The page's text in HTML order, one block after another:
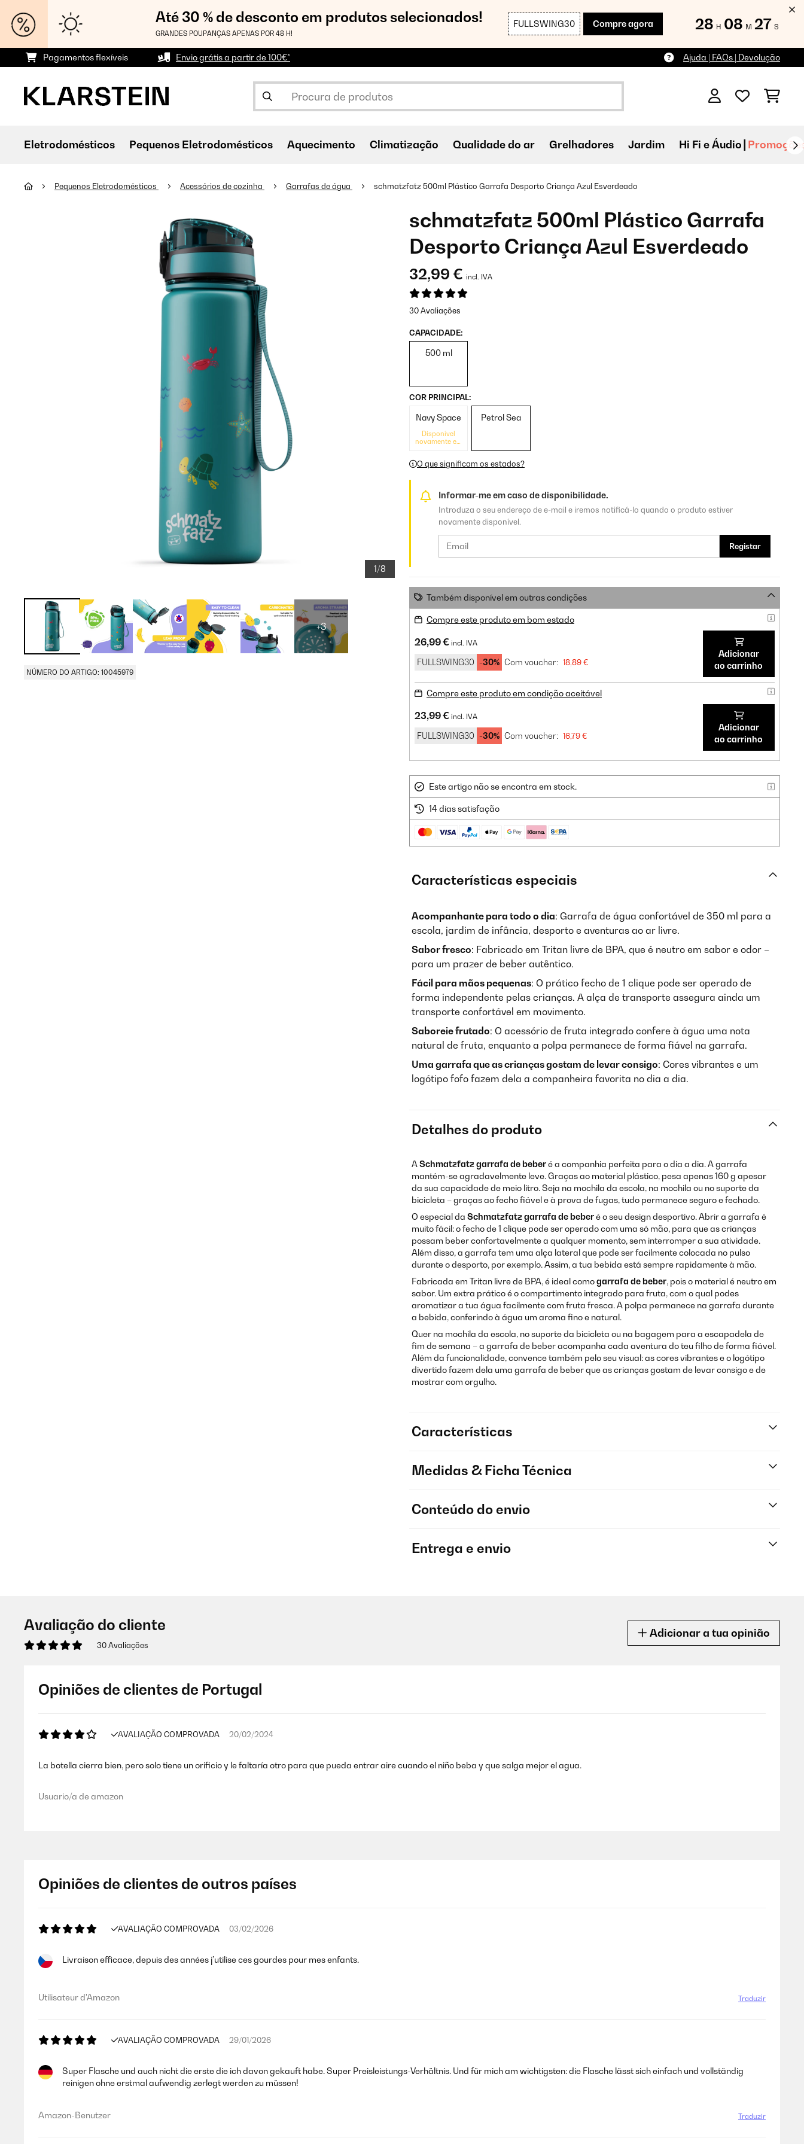
Até 30 % de desconto em produtos selecionados!
GRANDES POUPANÇAS APENAS POR 48 H!
FULLSWING30 Compre agora 28 H 08 M 25 S
Pagamentos flexíveis Envio grátis a partir de 100€* Ajuda | FAQs | Devolução
Eletrodomésticos Pequenos Eletrodomésticos Aquecimento Climatização Qualidade do ar Grelhadores Jardim Hi Fi e Áudio
Pequenos Eletrodomésticos Acessórios de cozinha Garrafas de água schmatzfatz 500ml Plástico Garrafa Desporto Criança Azul Esverdeado
1/8
+3
NÚMERO DO ARTIGO: 10045979
schmatzfatz 500ml Plástico Garrafa
Desporto Criança Azul Esverdeado
32,99 € incl. IVA
30 Avaliações
CAPACIDADE:
500 ml
COR PRINCIPAL:
Navy Space
Disponível
novamente em
Petrol Sea
O que significam os estados?
Informar-me em caso de disponibilidade.
Introduza o seu endereço de e-mail e iremos notificá-lo quando o produto estiver
novamente disponível.
Registar
Também disponível em outras condições
Compre este produto em bom estado
26,99 € incl. IVA
FULLSWING30 -30% Com voucher: 18,89 €
Adicionar
ao carrinho
Compre este produto em condição aceitável
23,99 € incl. IVA
FULLSWING30 -30% Com voucher: 16,79 €
Adicionar
ao carrinho
Este artigo não se encontra em stock.
14 dias satisfação
Características especiais
Acompanhante para todo o dia: Garrafa de água confortável de 350 ml para a
escola, jardim de infância, desporto e aventuras ao ar livre.
Sabor fresco: Fabricado em Tritan livre de BPA, que é neutro em sabor e odor –
para um prazer de beber autêntico.
Fácil para mãos pequenas: O prático fecho de 1 clique pode ser operado de
forma independente pelas crianças. A alça de transporte assegura ainda um
transporte confortável em movimento.
Saboreie frutado: O acessório de fruta integrado confere à água uma nota
natural de fruta, enquanto a polpa permanece de forma fiável na garrafa.
Uma garrafa que as crianças gostam de levar consigo: Cores vibrantes e um
logótipo fofo fazem dela a companheira favorita no dia a dia.
Detalhes do produto
ASchmatzfatz garrafa de beberé a companhia perfeita para o dia a dia. A garrafa
mantém-se agradavelmente leve. Graças ao material plástico, pesa apenas 160 g apesar
da sua capacidade de meio litro. Seja na mochila da escola, na mochila ou no suporte da
bicicleta – graças ao fecho fiável e à prova de fugas, tudo permanece seguro e fechado.
O especial da Schmatzfatz garrafa de beberé o seu design desportivo. Abrir a garrafa é
muito fácil: o fecho de 1 clique pode ser operado com uma só mão, para que as crianças
possam beber confortavelmente a qualquer momento, sem interromper a sua atividade.
Além disso, a garrafa tem uma alça lateral que pode ser facilmente colocada no pulso
durante o desporto, por exemplo. Assim, a tua bebida está sempre rapidamente à mão.
Fabricada em Tritan livre de BPA, é ideal comogarrafa de beber, pois o material é neutro em
sabor. Um extra prático é o compartimento integrado para fruta, com o qual podes
aromatizar a tua água facilmente com fruta fresca. A polpa permanece na garrafa durante
a bebida, conferindo à água um aroma fino e natural.
Quer na mochila da escola, no suporte da bicicleta ou na bagagem para a escapadela de
fim de semana – a garrafa de beber acompanha cada aventura do teu filho de forma fiável.
Além da funcionalidade, convence também pelo seu visual: as cores vibrantes e o logótipo
divertido fazem dela uma garrafa de beber que as crianças gostam de levar consigo e de
mostrar com orgulho.
Características
Medidas & Ficha Técnica
Conteúdo do envio
Entrega e envio
Avaliação do cliente
30 Avaliações
Adicionar a tua opinião
Opiniões de clientes de Portugal
AVALIAÇÃO COMPROVADA 20/02/2024
La botella cierra bien, pero solo tiene un orificio y le faltaría otro para que pueda entrar aire cuando el niño beba y que salga mejor el agua.
Usuario/a de amazon
Opiniões de clientes de outros países
AVALIAÇÃO COMPROVADA 03/02/2026
Livraison efficace, depuis des années j’utilise ces gourdes pour mes enfants.
Utilisateur d'Amazon Traduzir
AVALIAÇÃO COMPROVADA 29/01/2026
Super Flasche und auch nicht die erste die ich davon gekauft habe. Super Preisleistungs-Verhältnis. Und für mich am wichtigsten: die Flasche lässt sich einfach und vollständig
reinigen ohne erstmal aufwendig zerlegt werden zu müssen!
Amazon-Benutzer Traduzir